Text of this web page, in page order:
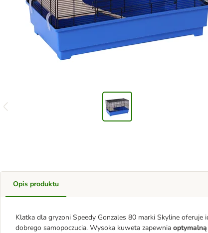
Opis produktu
Klatka dla gryzoni Speedy Gonzales 80 marki Skyline
dobrego samopoczucia. Wysoka kuweta zapewnia